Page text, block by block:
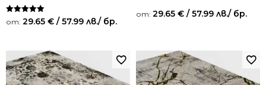
Оценено на
5.00
от: 29.65 € / 57.99 лв./ бр.
от: 29.65 € / 57.99 лв./ бр.